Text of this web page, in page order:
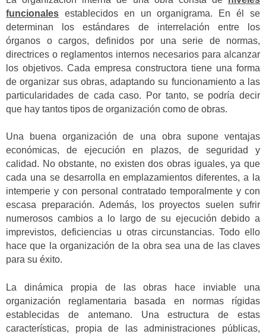
funcionales establecidos en un organigrama. En él se
determinan los estándares de interrelación entre los
órganos o cargos, definidos por una serie de normas,
directrices o reglamentos internos necesarios para alcanzar
los objetivos. Cada empresa constructora tiene una forma
de organizar sus obras, adaptando su funcionamiento a las
particularidades de cada caso. Por tanto, se podría decir
que hay tantos tipos de organización como de obras.
Una buena organización de una obra supone ventajas
económicas, de ejecución en plazos, de seguridad y
calidad. No obstante, no existen dos obras iguales, ya que
cada una se desarrolla en emplazamientos diferentes, a la
intemperie y con personal contratado temporalmente y con
escasa preparación. Además, los proyectos suelen sufrir
numerosos cambios a lo largo de su ejecución debido a
imprevistos, deficiencias u otras circunstancias. Todo ello
hace que la organización de la obra sea una de las claves
para su éxito.
La dinámica propia de las obras hace inviable una
organización reglamentaria basada en normas rígidas
establecidas de antemano. Una estructura de estas
características, propia de las administraciones públicas,